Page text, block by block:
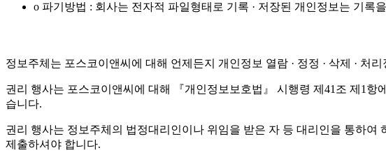
o 파기방법 : 회사는 전자적 파일형태로 기록 · 저장된 개인정보는 기
정보주체는 포스코이앤씨에 대해 언제든지 개인정보 열람 · 정정 · 삭제 · 처
권리 행사는 포스코이앤씨에 대해 『개인정보보호법』 시행령 제41조 제1
습니다.
권리 행사는 정보주체의 법정대리인이나 위임을 받은 자 등 대리인을 통하여
제출하셔야 합니다.